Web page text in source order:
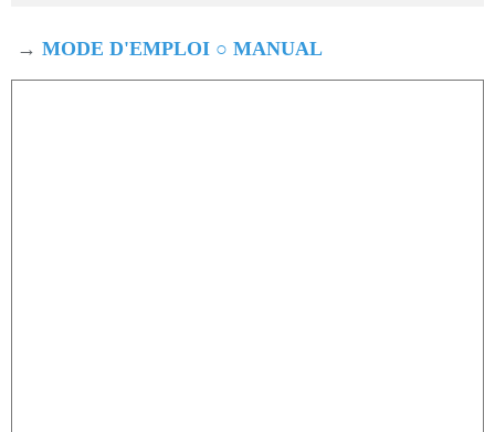
→ MODE D'EMPLOI ○ MANUAL